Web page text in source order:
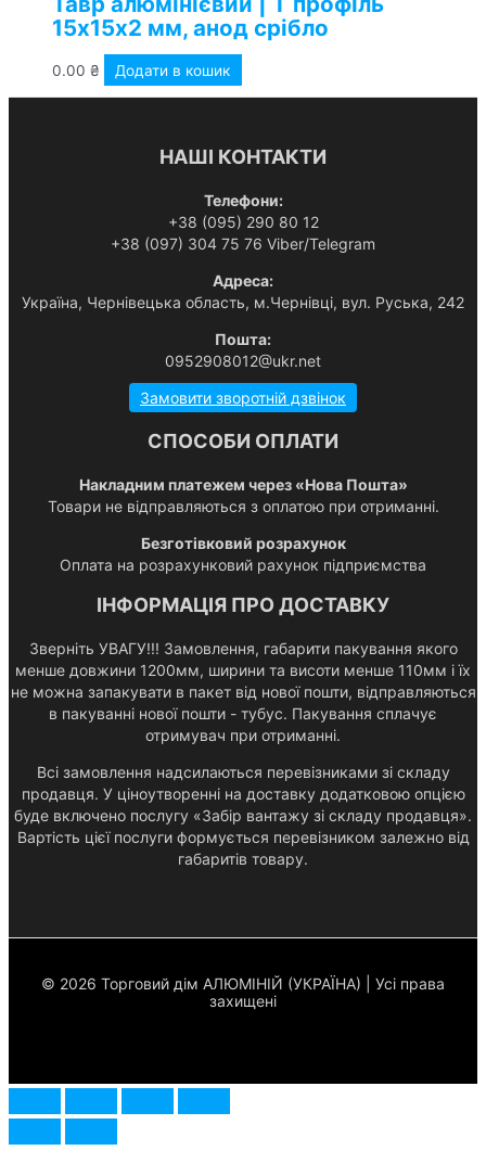
15х15х2 мм, анод срібло
0.00 ₴ Додати в кошик
НАШІ КОНТАКТИ
Телефони:
+38 (095) 290 80 12
+38 (097) 304 75 76 Viber/Telegram
Адреса:
Українa, Чернівецька область, м.Чернівці, вул. Руська, 242
Пошта:
0952908012@ukr.net
Замовити зворотній дзвінок
СПОСОБИ ОПЛАТИ
Накладним платежем через «Нова Пошта»
Товари не відправляються з оплатою при отриманні.
Безготівковий розрахунок
Оплата на розрахунковий рахунок підприємства
ІНФОРМАЦІЯ ПРО ДОСТАВКУ
Зверніть УВАГУ!!! Замовлення, габарити пакування якого
менше довжини 1200мм, ширини та висоти менше 110мм і їх
не можна запакувати в пакет від нової пошти, відправляються
в пакуванні нової пошти - тубус. Пакування сплачує
отримувач при отриманні.
Всі замовлення надсилаються перевізниками зі складу
продавця. У ціноутворенні на доставку додатковою опцією
буде включено послугу «Забір вантажу зі складу продавця».
Вартість цієї послуги формується перевізником залежно від
габаритів товару.
© 2026 Торговий дім АЛЮМІНІЙ (УКРАЇНА) | Усі права
захищені